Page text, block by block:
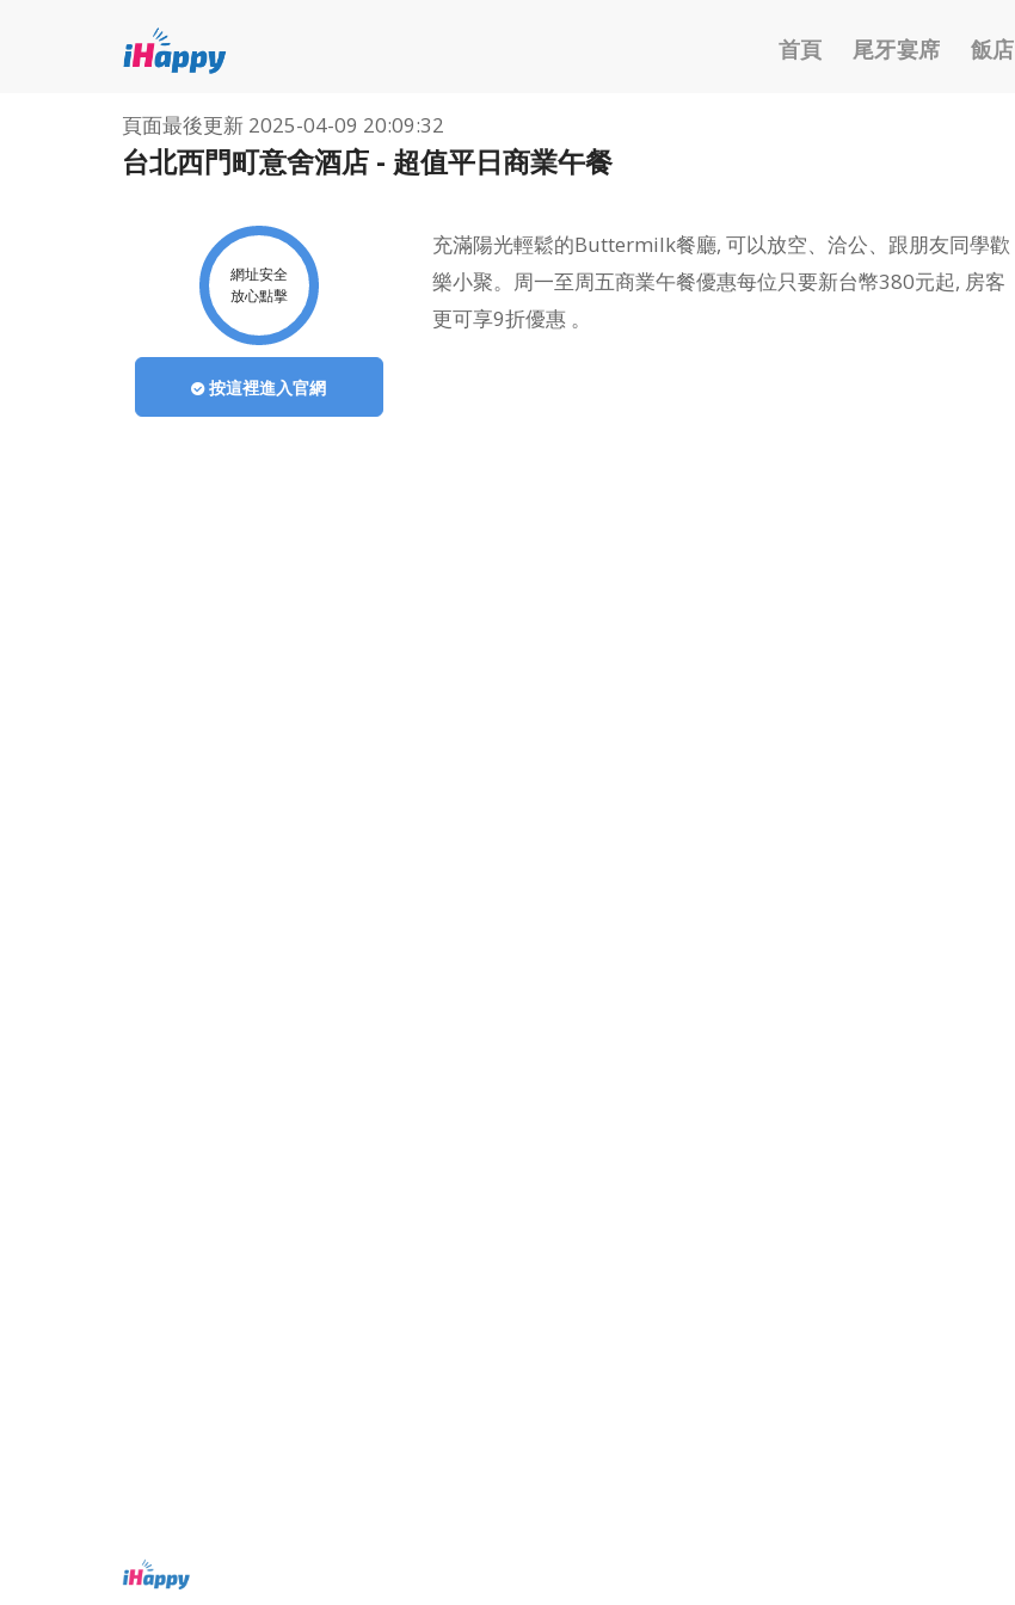
Main
navigation
首頁 尾牙宴席 飯店
頁面最後更新 2025-04-09 20:09:32
台北西門町意舍酒店 - 超值平日商業午餐
網址安全
放心點擊
按這裡進入官網
充滿陽光輕鬆的Buttermilk餐廳, 可以放空、洽公、跟朋友同學歡
樂小聚。周一至周五商業午餐優惠每位只要新台幣380元起, 房客
更可享9折優惠 。